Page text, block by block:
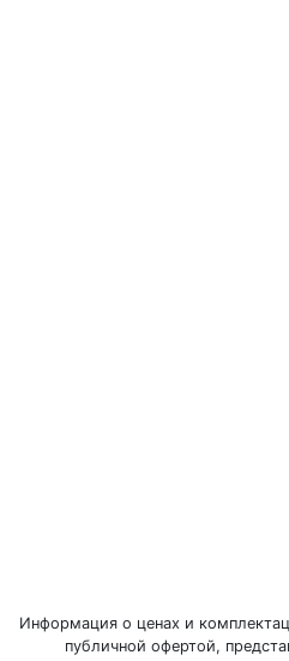
Информация о ценах и
публичной офертой,